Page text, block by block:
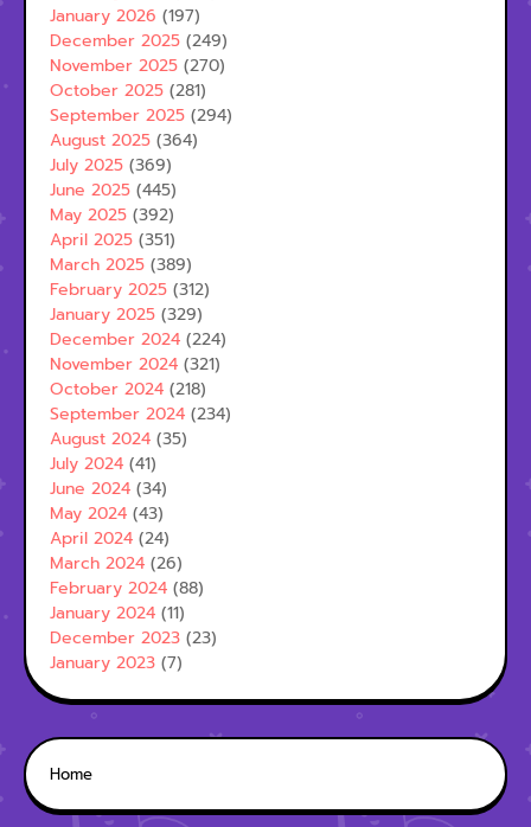
January 2026 (197)
December 2025 (249)
November 2025 (270)
October 2025 (281)
September 2025 (294)
August 2025 (364)
July 2025 (369)
June 2025 (445)
May 2025 (392)
April 2025 (351)
March 2025 (389)
February 2025 (312)
January 2025 (329)
December 2024 (224)
November 2024 (321)
October 2024 (218)
September 2024 (234)
August 2024 (35)
July 2024 (41)
June 2024 (34)
May 2024 (43)
April 2024 (24)
March 2024 (26)
February 2024 (88)
January 2024 (11)
December 2023 (23)
January 2023 (7)
Home